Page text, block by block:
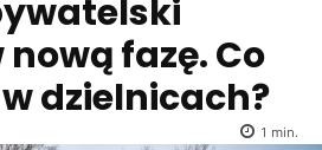
fazę. Co
dzielnicach?
1 min.